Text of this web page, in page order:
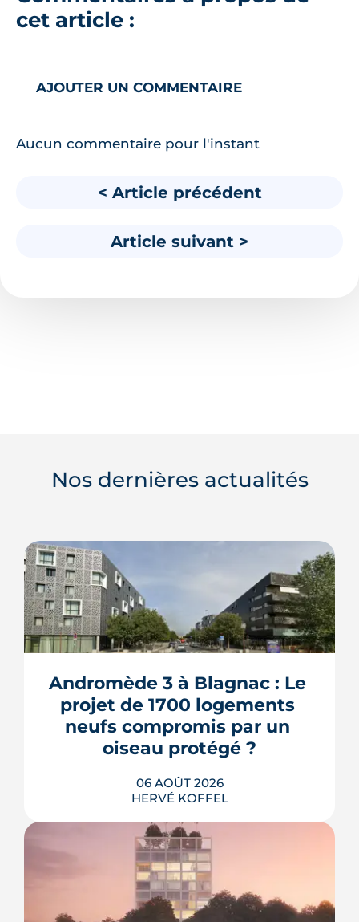
cet article :
AJOUTER UN COMMENTAIRE
Aucun commentaire pour l'instant
< Article précédent
Article suivant >
Nos dernières actualités
Andromède 3 à Blagnac : Le
projet de 1700 logements
neufs compromis par un
oiseau protégé ?
06 AOÛT 2026
HERVÉ KOFFEL
La troisième et dernière phase de
l'écoquartier Andromède doit livrer